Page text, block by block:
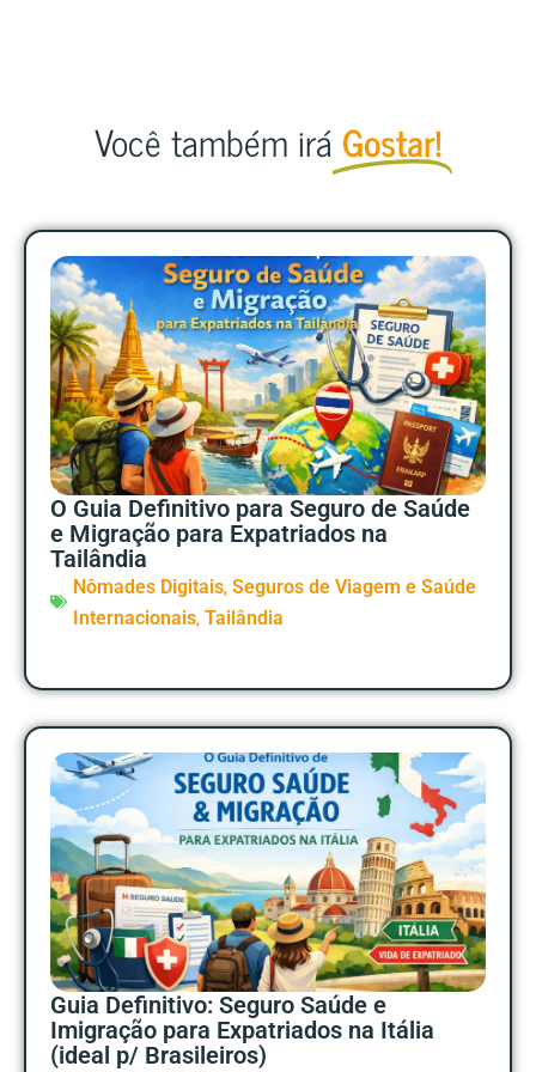
Você também irá Gostar!
O Guia Definitivo para Seguro de Saúde
e Migração para Expatriados na
Tailândia
Nômades Digitais, Seguros de Viagem e Saúde
Internacionais, Tailândia
Guia Definitivo: Seguro Saúde e
Imigração para Expatriados na Itália
(ideal p/ Brasileiros)